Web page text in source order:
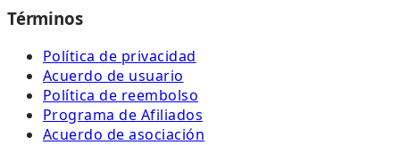
Términos
Política de privacidad
Acuerdo de usuario
Política de reembolso
Programa de Afiliados
Acuerdo de asociación